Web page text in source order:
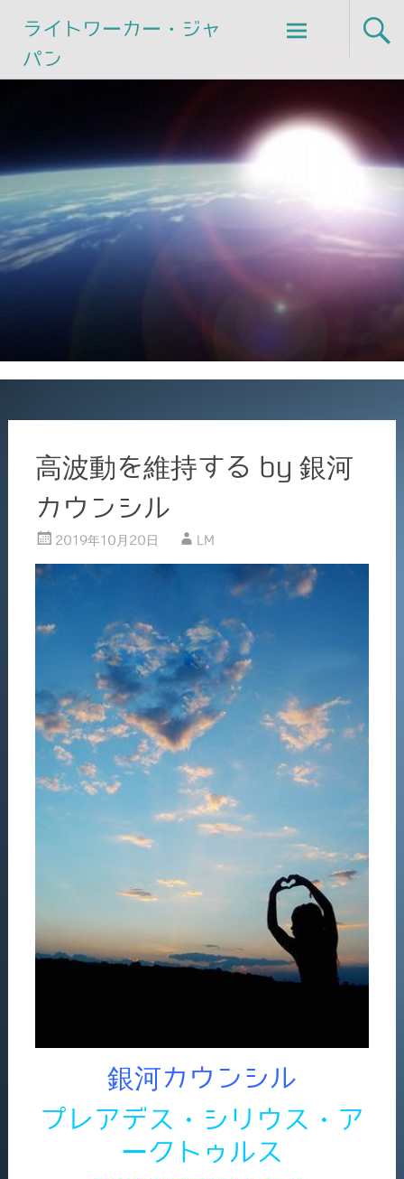
ライトワーカー・ジャ
パン
Skip
to
高波動を維持する by 銀河
カウンシル
2019年10月20日 LM
銀河カウンシル
プレアデス・シリウス・ア
ークトゥルス